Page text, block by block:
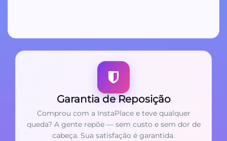
Garantia de Reposição
Comprou com a InstaPlace e teve qualquer
queda? A gente repõe — sem custo e sem dor de
cabeça. Sua satisfação é garantida.